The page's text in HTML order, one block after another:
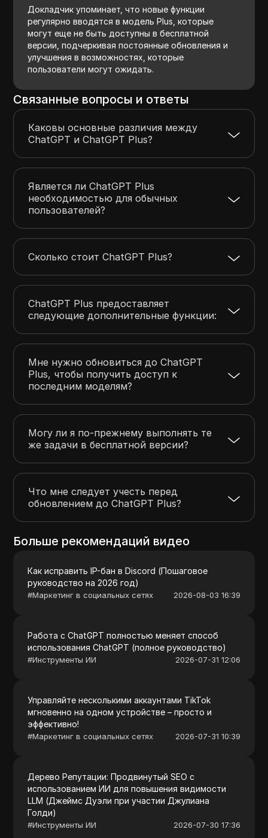
Докладчик упоминает, что новые функции
регулярно вводятся в модель Plus, которые
могут еще не быть доступны в бесплатной
версии, подчеркивая постоянные обновления и
улучшения в возможностях, которые
пользователи могут ожидать.
Связанные вопросы и ответы
Каковы основные различия между
ChatGPT и ChatGPT Plus?
Является ли ChatGPT Plus
необходимостью для обычных
пользователей?
Сколько стоит ChatGPT Plus?
ChatGPT Plus предоставляет
следующие дополнительные функции:
Мне нужно обновиться до ChatGPT
Plus, чтобы получить доступ к
последним моделям?
Могу ли я по-прежнему выполнять те
же задачи в бесплатной версии?
Что мне следует учесть перед
обновлением до ChatGPT Plus?
Больше рекомендаций видео
Как исправить IP-бан в Discord (Пошаговое
руководство на 2026 год)
#Маркетинг в социальных сетях 2026-08-03 16:39
Работа с ChatGPT полностью меняет способ
использования ChatGPT (полное руководство)
#Инструменты ИИ 2026-07-31 12:06
Управляйте несколькими аккаунтами TikTok
мгновенно на одном устройстве – просто и
эффективно!
#Маркетинг в социальных сетях 2026-07-31 10:39
Дерево Репутации: Продвинутый SEO с
использованием ИИ для повышения видимости
LLM (Джеймс Дуэли при участии Джулиана
Голди)
#Инструменты ИИ 2026-07-30 17:36